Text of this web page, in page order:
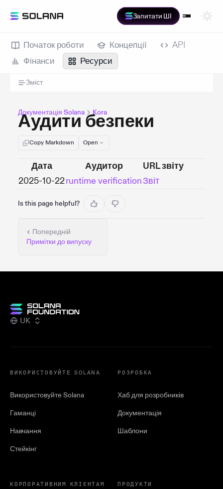
Запитати ШІ
Початок роботи Концепції
API
Фінанси
Ресурси
Зміст
Документація Solana Kora
Аудити безпеки
Copy Markdown Open
Дата Аудитор
URL звіту
2025-10-22runtime verificationЗвіт
Is this page helpful?
Попередній
Примітки до випуску
UK
ВИКОРИСТОВУЙТЕ SOLANA
Використовуйте Solana
Гаманці
Навчання
Стейкінг
РОЗРОБКА
Хаб для розробників
Документація
Шаблони
КОРПОРАТИВНИМ КЛІЄНТАМ ПРОДУКТИ